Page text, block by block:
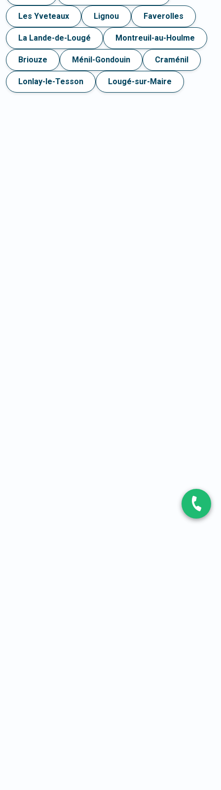
Les Yveteaux Lignou Faverolles
La Lande-de-Lougé Montreuil-au-Houlme
Briouze Ménil-Gondouin Craménil
Lonlay-le-Tesson Lougé-sur-Maire